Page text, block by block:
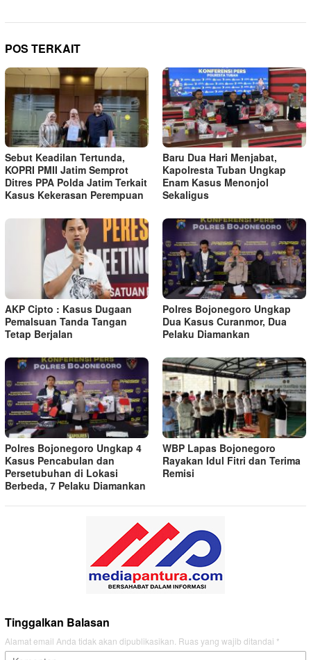
POS TERKAIT
Sebut Keadilan Tertunda,
KOPRI PMII Jatim Semprot
Ditres PPA Polda Jatim Terkait
Kasus Kekerasan Perempuan
Baru Dua Hari Menjabat,
Kapolresta Tuban Ungkap
Enam Kasus Menonjol
Sekaligus
AKP Cipto : Kasus Dugaan
Pemalsuan Tanda Tangan
Tetap Berjalan
Polres Bojonegoro Ungkap
Dua Kasus Curanmor, Dua
Pelaku Diamankan
Polres Bojonegoro Ungkap 4
Kasus Pencabulan dan
Persetubuhan di Lokasi
Berbeda, 7 Pelaku Diamankan
WBP Lapas Bojonegoro
Rayakan Idul Fitri dan Terima
Remisi
Tinggalkan Balasan
Alamat email Anda tidak akan dipublikasikan. Ruas yang wajib ditandai *